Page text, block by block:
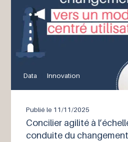
Data Innovation
Publié le 11/11/2025
Concilier agilité à
conduite du